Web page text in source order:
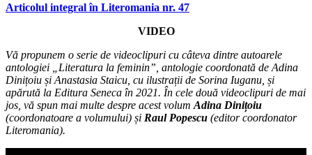
Articolul integral în Literomania nr. 47
VIDEO
Vă propunem o serie de videoclipuri cu câteva dintre autoarele
antologiei „Literatura la feminin”, antologie coordonată de Adina
Dinițoiu și Anastasia Staicu, cu ilustrații de Sorina Iuganu, și
apărută la Editura Seneca în 2021. În cele două videoclipuri de mai
jos, vă spun mai multe despre acest volum Adina Dinițoiu
(coordonatoare a volumului) și Raul Popescu (editor coordonator
Literomania).